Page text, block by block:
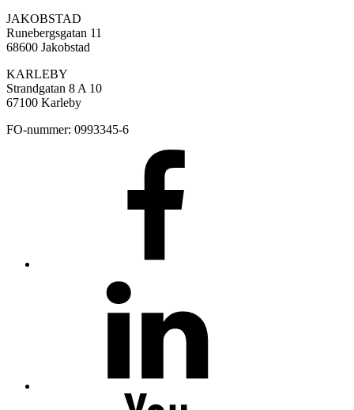
JAKOBSTAD
Runebergsgatan 11
68600 Jakobstad
KARLEBY
Strandgatan 8 A 10
67100 Karleby
FO-nummer: 0993345-6